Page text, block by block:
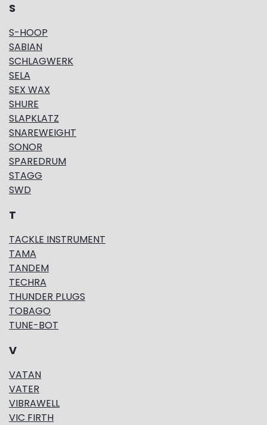
S
S-HOOP
SABIAN
SCHLAGWERK
SELA
SEX WAX
SHURE
SLAPKLATZ
SNAREWEIGHT
SONOR
SPAREDRUM
STAGG
SWD
T
TACKLE INSTRUMENT
TAMA
TANDEM
TECHRA
THUNDER PLUGS
TOBAGO
TUNE-BOT
V
VATAN
VATER
VIBRAWELL
VIC FIRTH